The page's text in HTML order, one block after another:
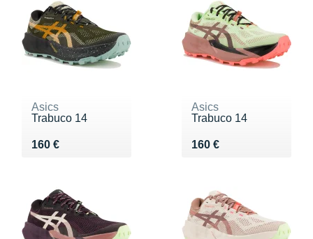
Asics
Trabuco 14
160 €
Vendu 160 €
Asics
Trabuco 14
160 €
Vendu 160 €